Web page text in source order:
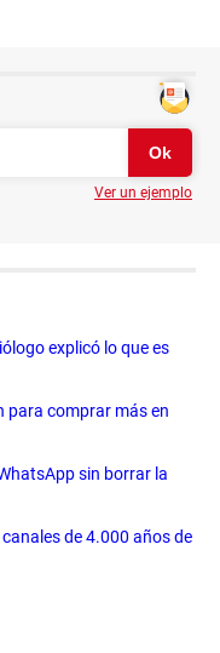
Ver un ejemplo
explicó lo que es
para comprar más en
sin borrar la
de 4.000 años de